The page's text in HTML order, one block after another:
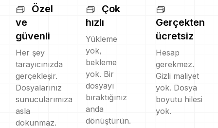
Özel
ve
güvenli
Her şey
tarayıcınızda
gerçekleşir.
Dosyalarınız
sunucularımıza
asla
dokunmaz.
Çok
hızlı
Yükleme
yok,
bekleme
yok. Bir
dosyayı
bıraktığınız
anda
dönüştürün.
Gerçekten
ücretsiz
Hesap
gerekmez.
Gizli maliyet
yok. Dosya
boyutu hilesi
yok.